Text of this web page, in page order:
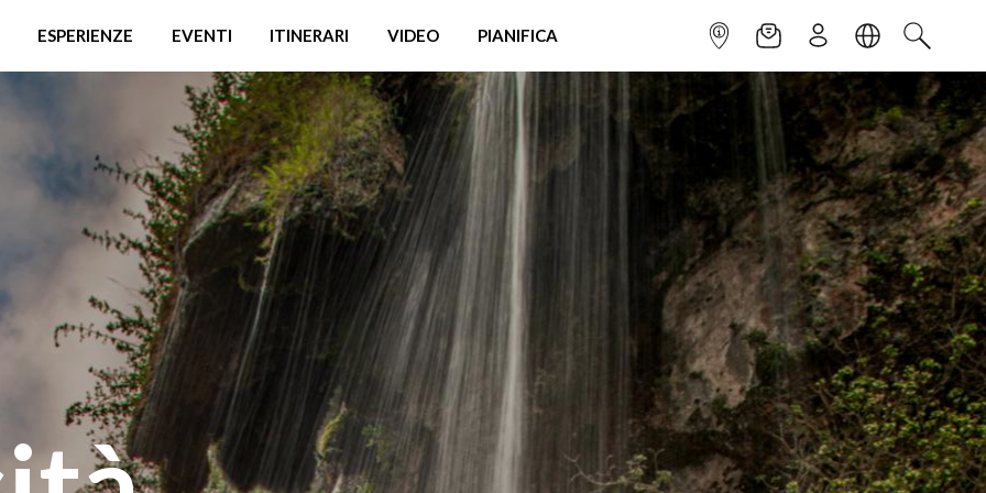
ESPERIENZE EVENTI ITINERARI VIDEO PIANIFICA INFOPOINTNEWSLETTER
ISCRIVITILINGUACERCA